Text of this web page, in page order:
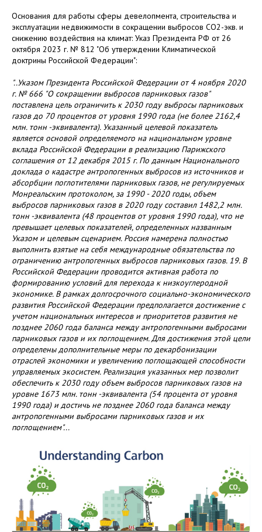
Основания для работы сферы девелопмента, строительства и
эксплуатации недвижимости в сокращении выбросов СО2-экв. и
снижению воздействия на климат: Указ Президента РФ от 26
октября 2023 г. № 812 "Об утверждении Климатической
доктрины Российской Федерации":
"..Указом Президента Российской Федерации от 4 ноября 2020
г. № 666 "О сокращении выбросов парниковых газов"
поставлена цель ограничить к 2030 году выбросы парниковых
газов до 70 процентов от уровня 1990 года (не более 2162,4
млн. тонн -эквивалента). Указанный целевой показатель
является основой определяемого на национальном уровне
вклада Российской Федерации в реализацию Парижского
соглашения от 12 декабря 2015 г. По данным Национального
доклада о кадастре антропогенных выбросов из источников и
абсорбции поглотителями парниковых газов, не регулируемых
Монреальским протоколом, за 1990 - 2020 годы, объем
выбросов парниковых газов в 2020 году составил 1482,2 млн.
тонн -эквивалента (48 процентов от уровня 1990 года), что не
превышает целевых показателей, определенных названным
Указом и целевым сценарием. Россия намерена полностью
выполнить взятые на себя международные обязательства по
ограничению антропогенных выбросов парниковых газов. 19. В
Российской Федерации проводится активная работа по
формированию условий для перехода к низкоуглеродной
экономике. В рамках долгосрочного социально-экономического
развития Российской Федерации предполагается достижение с
учетом национальных интересов и приоритетов развития не
позднее 2060 года баланса между антропогенными выбросами
парниковых газов и их поглощением. Для достижения этой цели
определены дополнительные меры по декарбонизации
отраслей экономики и увеличению поглощающей способности
управляемых экосистем. Реализация указанных мер позволит
обеспечить к 2030 году объем выбросов парниковых газов на
уровне 1673 млн. тонн -эквивалента (54 процента от уровня
1990 года) и достичь не позднее 2060 года баланса между
антропогенными выбросами парниковых газов и их
поглощением"...